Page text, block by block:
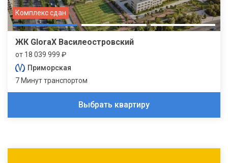
Комплекс сдан
ЖК GloraX Василеостровский
от 18 039 999 ₽
Приморская
7 Минут транспортом
Выбрать квартиру